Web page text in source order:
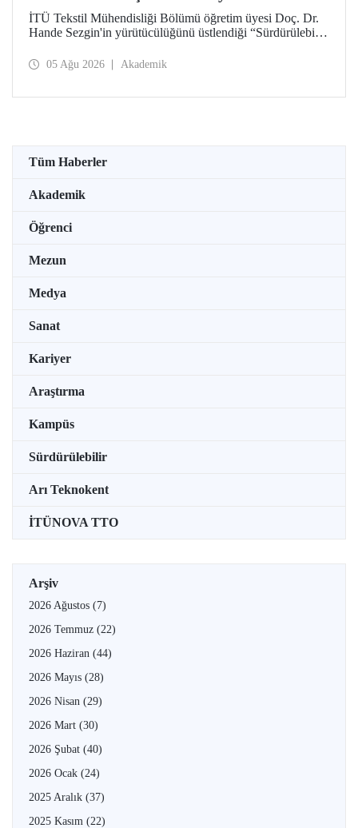
Azaltım Stratejileri Geliştirecek Projeye
TÜBİTAK Desteği
İTÜ Tekstil Mühendisliği Bölümü öğretim üyesi Doç. Dr.
Hande Sezgin'in yürütücülüğünü üstlendiği “Sürdürülebilir
Koşullarına Bağlı Mikrolif Salımı: Aşınma, UV Maruziyeti
05 Ağu 2026 Akademik
Tüm Haberler
Akademik
Öğrenci
Mezun
Medya
Sanat
Kariyer
Araştırma
Kampüs
Sürdürülebilir
Arı Teknokent
İTÜNOVA TTO
Arşiv
2026 Ağustos (7)
2026 Temmuz (22)
2026 Haziran (44)
2026 Mayıs (28)
2026 Nisan (29)
2026 Mart (30)
2026 Şubat (40)
2026 Ocak (24)
2025 Aralık (37)
2025 Kasım (22)